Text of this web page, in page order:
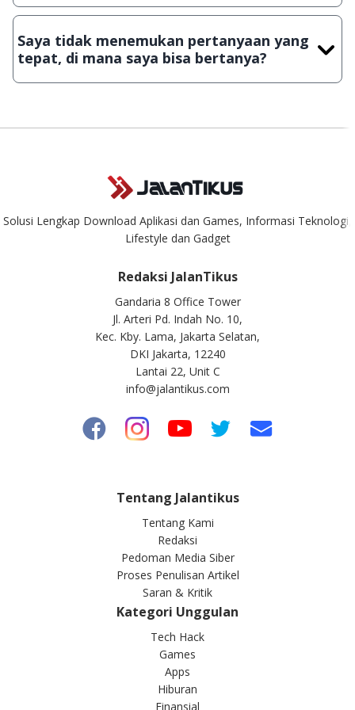
Demi menjaga kualitas aplikasi dan games yang ada di
download secara manual, sehingga kuota sebesar ribuan
aplikasi & games tidak dapat tercapai dalam waktu yang
singkat.
Saya tidak menemukan pertanyaan yang
tepat, di mana saya bisa bertanya?
Kami dengan senang hati menjawab setiap pertanyaan yang
Solusi Lengkap Download Aplikasi dan Games, Informasi Teknologi,
Lifestyle dan Gadget
Redaksi JalanTikus
Gandaria 8 Office Tower
Jl. Arteri Pd. Indah No. 10,
Kec. Kby. Lama, Jakarta Selatan,
DKI Jakarta, 12240
Lantai 22, Unit C
info@jalantikus.com
Tentang Jalantikus
Tentang Kami
Redaksi
Pedoman Media Siber
Proses Penulisan Artikel
Saran & Kritik
Kategori Unggulan
Tech Hack
Games
Apps
Hiburan
Finansial